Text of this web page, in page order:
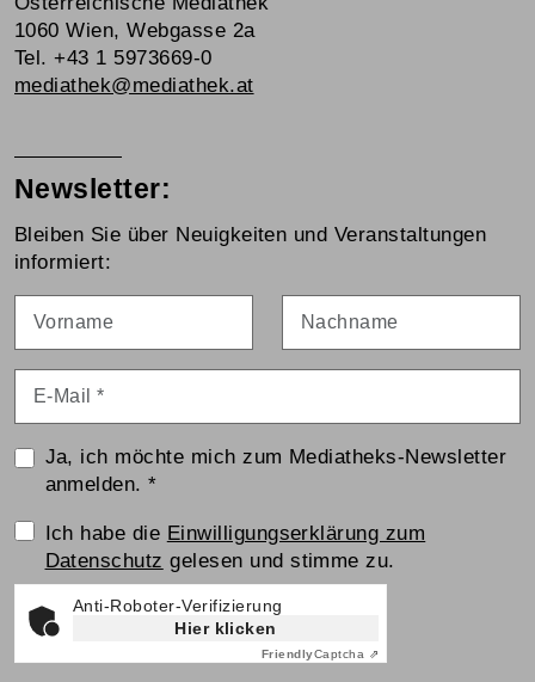
1060 Wien, Webgasse 2a
Tel. +43 1 5973669-0
mediathek@mediathek.at
Newsletter:
Bleiben Sie über Neuigkeiten und Veranstaltungen
informiert:
Ja, ich möchte mich zum Mediatheks-Newsletter
anmelden.*
Einwilligungserklärung
Ich habe die Einwilligungserklärung zum
Datenschutz gelesen und stimme zu.
Anti-Roboter-Verifizierung
Hier klicken
FriendlyCaptcha ⇗